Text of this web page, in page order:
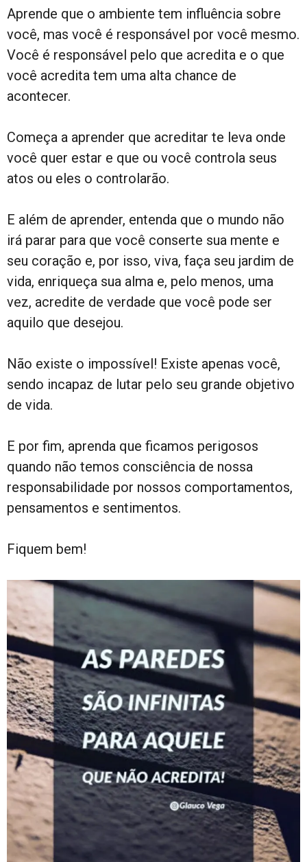
Aprende que o ambiente tem influência sobre
você, mas você é responsável por você mesmo.
Você é responsável pelo que acredita e o que
você acredita tem uma alta chance de
acontecer.
Começa a aprender que acreditar te leva onde
você quer estar e que ou você controla seus
atos ou eles o controlarão.
E além de aprender, entenda que o mundo não
irá parar para que você conserte sua mente e
seu coração e, por isso, viva, faça seu jardim de
vida, enriqueça sua alma e, pelo menos, uma
vez, acredite de verdade que você pode ser
aquilo que desejou.
Não existe o impossível! Existe apenas você,
sendo incapaz de lutar pelo seu grande objetivo
de vida.
E por fim, aprenda que ficamos perigosos
quando não temos consciência de nossa
responsabilidade por nossos comportamentos,
pensamentos e sentimentos.
Fiquem bem!